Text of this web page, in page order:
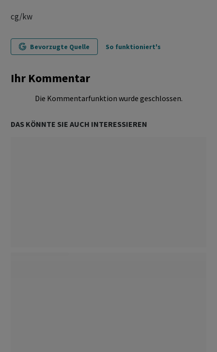
cg/kw
Bevorzugte Quelle So funktioniert's
Ihr Kommentar
Die Kommentarfunktion wurde geschlossen.
DAS KÖNNTE SIE AUCH INTERESSIEREN